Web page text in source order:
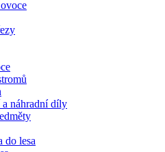
a náhradní díly
do lesa